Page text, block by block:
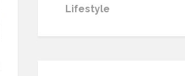
Lifestyle